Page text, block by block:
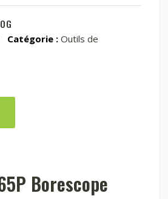
Catégorie : Outils de
Borescope